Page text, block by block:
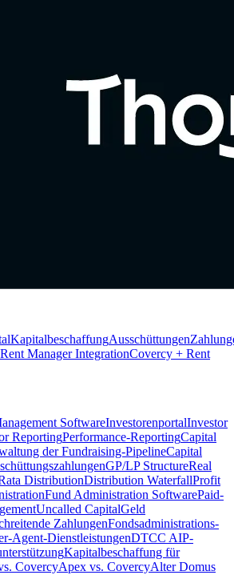
KapitalbeschaffungAusschüttungen
Rent Manager IntegrationCovercy + Rent
SoftwareInvestorenportalInvestor
ReportingPerformance-ReportingCapital
der Fundraising-PipelineCapital
GP/LP StructureReal
DistributionDistribution WaterfallProfit
Fund Administration SoftwarePaid-
Uncalled CapitalGeld
ZahlungenFondsadministrations-
Agent-DienstleistungenDTCC AIP-
Kapitalbeschaffung für
CovercyApex vs. CovercyAlter Domus